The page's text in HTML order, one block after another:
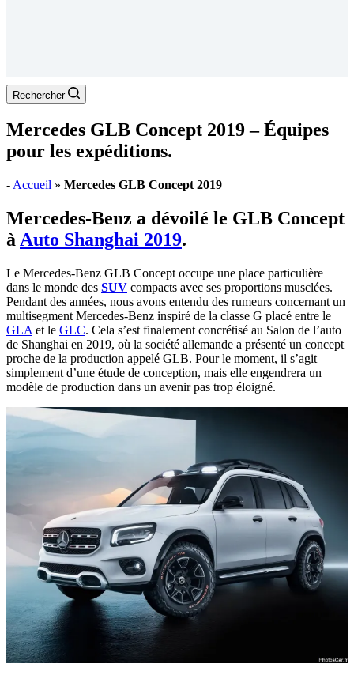
Rechercher
Mercedes GLB Concept 2019 – Équipes
pour les expéditions.
- Accueil » Mercedes GLB Concept 2019
Mercedes-Benz a dévoilé le GLB Concept
à Auto Shanghai 2019.
Le Mercedes-Benz GLB Concept occupe une place particulière
dans le monde des SUV compacts avec ses proportions musclées.
Pendant des années, nous avons entendu des rumeurs concernant un
multisegment Mercedes-Benz inspiré de la classe G placé entre le
GLA et le GLC. Cela s’est finalement concrétisé au Salon de l’auto
de Shanghai en 2019, où la société allemande a présenté un concept
proche de la production appelé GLB. Pour le moment, il s’agit
simplement d’une étude de conception, mais elle engendrera un
modèle de production dans un avenir pas trop éloigné.